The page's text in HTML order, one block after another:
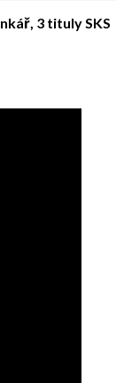
3 tituly SKS